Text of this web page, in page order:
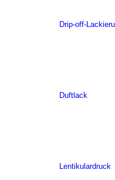
Drip-off-
Duftlack
Lentikulardruck